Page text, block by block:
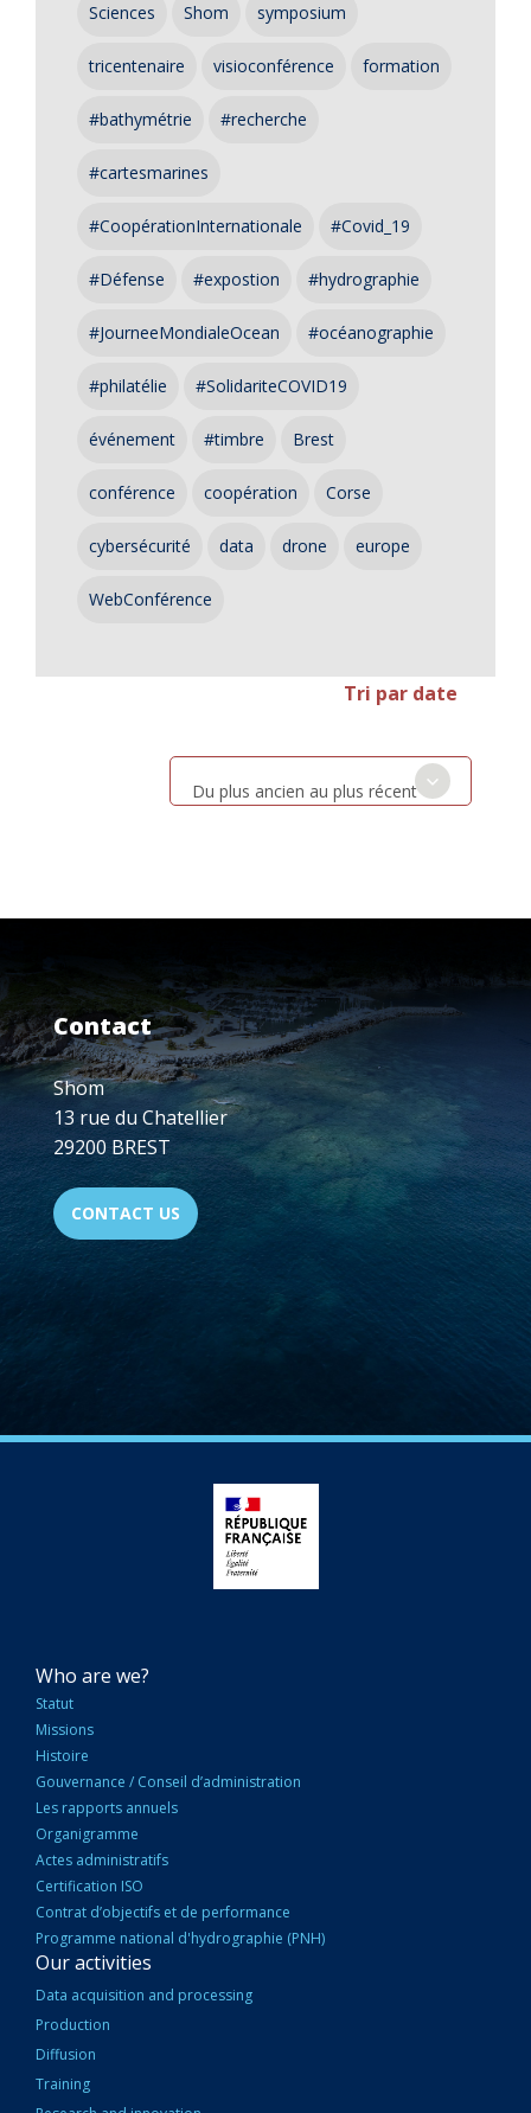
Sciences Shom symposium
tricentenaire visioconférence formation
#bathymétrie #recherche
#cartesmarines
#CoopérationInternationale #Covid_19
#Défense #expostion #hydrographie
#JourneeMondialeOcean #océanographie
#philatélie #SolidariteCOVID19
événement #timbre Brest
conférence coopération Corse
cybersécurité data drone europe
WebConférence
Tri par date
Du plus ancien au plus récent
Contact
Shom
13 rue du Chatellier
29200 BREST
CONTACT US
NAVIGATION
PRINCIPALE
Who are we?
Statut
Missions
Histoire
Gouvernance / Conseil d’administration
Les rapports annuels
Organigramme
Actes administratifs
Certification ISO
Contrat d’objectifs et de performance
Programme national d'hydrographie (PNH)
Our activities
Data acquisition and processing
Production
Diffusion
Training